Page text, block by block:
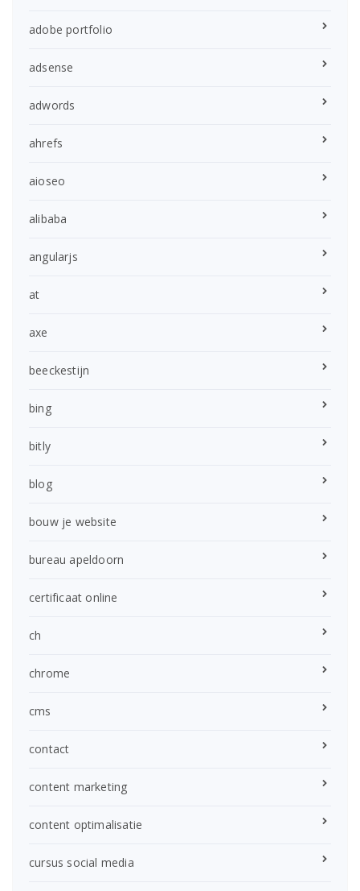
adobe portfolio
adsense
adwords
ahrefs
aioseo
alibaba
angularjs
at
axe
beeckestijn
bing
bitly
blog
bouw je website
bureau apeldoorn
certificaat online
ch
chrome
cms
contact
content marketing
content optimalisatie
cursus social media